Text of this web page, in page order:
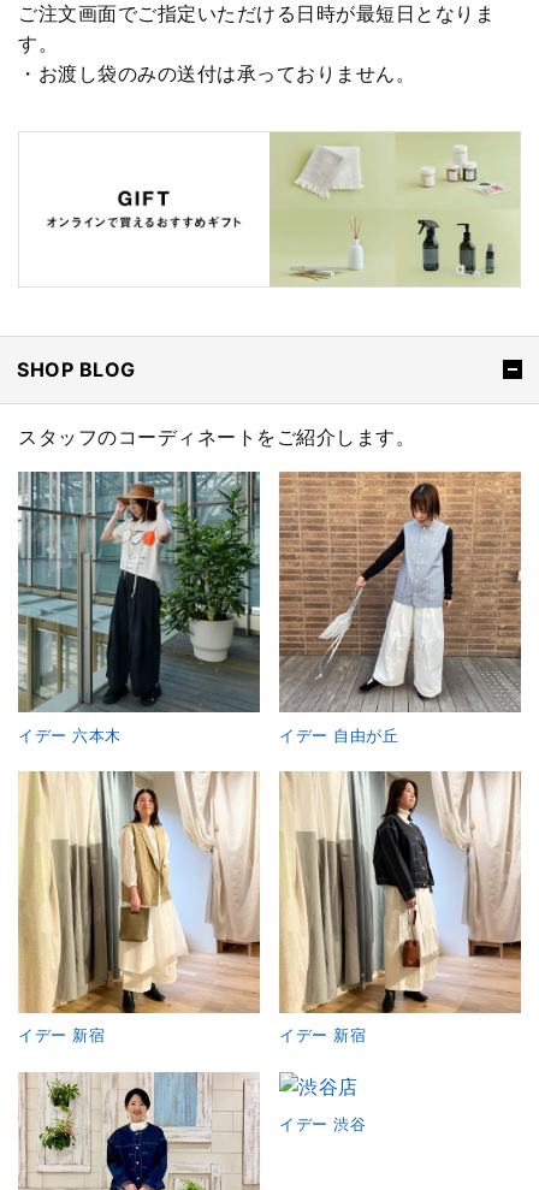
ご注文画面でご指定いただける日時が最短日となりま
す。
・お渡し袋のみの送付は承っておりません。
SHOP BLOG
スタッフのコーディネートをご紹介します。
イデー 六本木 イデー 自由が丘
イデー 新宿 イデー 新宿
イデー 渋谷